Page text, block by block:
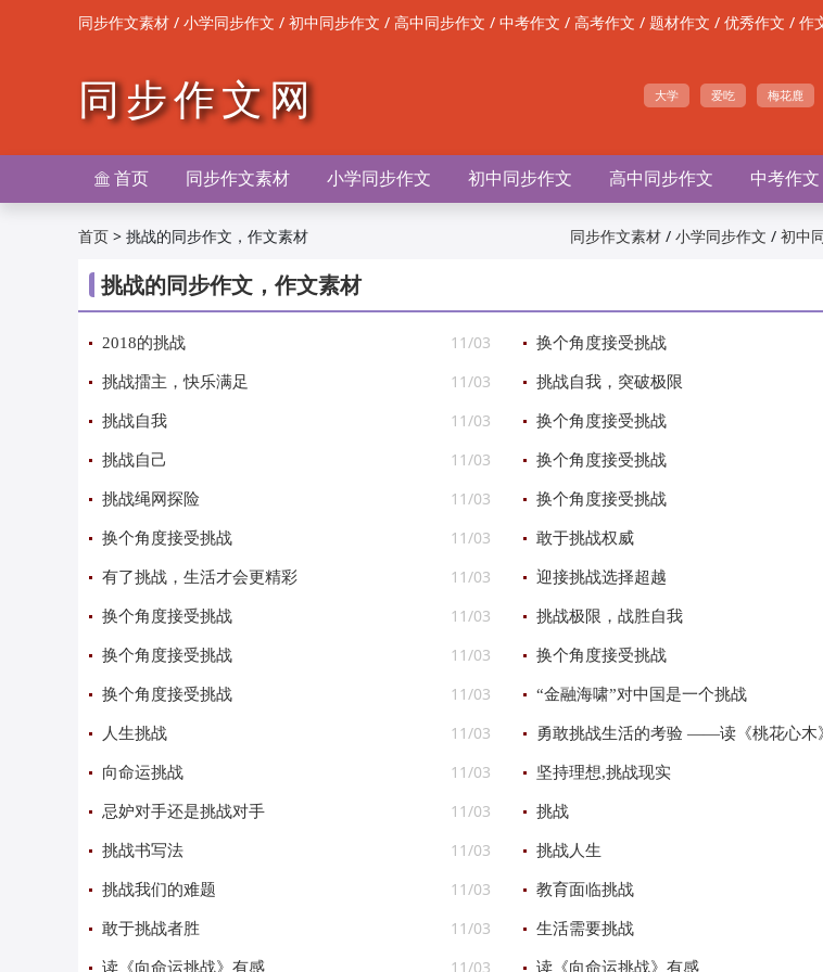
同步作文素材 / 小学同步作文 / 初中同步作文 / 高中同步作文 / 中考作文 / 高考作文 / 题材作文 / 优秀作文 / 作
同步作文网 大学 爱吃 梅花鹿
 首页 同步作文素材 小学同步作文 初中同步作文 高中同步作文 中考作文
同步作文素材 / 小学同步作文 / 初中
首页 > 挑战的同步作文，作文素材
挑战的同步作文，作文素材
11/03
2018的挑战 换个角度接受挑战
11/03
挑战擂主，快乐满足 挑战自我，突破极限
11/03
挑战自我 换个角度接受挑战
11/03
挑战自己 换个角度接受挑战
11/03
挑战绳网探险 换个角度接受挑战
11/03
换个角度接受挑战 敢于挑战权威
11/03
有了挑战，生活才会更精彩 迎接挑战选择超越
11/03
换个角度接受挑战 挑战极限，战胜自我
11/03
换个角度接受挑战 换个角度接受挑战
11/03
换个角度接受挑战 “金融海啸”对中国是一个挑战
11/03
人生挑战 勇敢挑战生活的考验 ——读《桃花心木
11/03
向命运挑战 坚持理想,挑战现实
11/03
忌妒对手还是挑战对手 挑战
11/03
挑战书写法 挑战人生
11/03
挑战我们的难题 教育面临挑战
11/03
敢于挑战者胜 生活需要挑战
11/03
读《向命运挑战》有感 读《向命运挑战》有感